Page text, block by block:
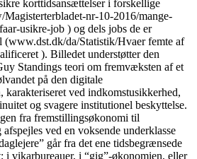
korttidsansættelser i forskellige
nr-10-2016/mange-
usikre-job ) og dels jobs de er
(www.dst.dk/da/Statistik/Hvaer femte af
). Billedet understøtter den
Standings teori om fremvæksten af et
på den digitale
ved indkomstusikkerhed,
og svagere institutionel beskyttelse.
fra fremstillingsøkonomi til
ved en voksende underklasse
går fra det ene tidsbegrænsede
i vikarbureauer, i “gig”-økonomien, eller